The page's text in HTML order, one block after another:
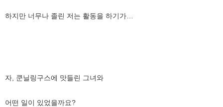
하지만 너무나 졸린 저는 활동을 하기가…
자, 쿤닐링구스에 맛들린 그녀와
어떤 일이 있었을까요?